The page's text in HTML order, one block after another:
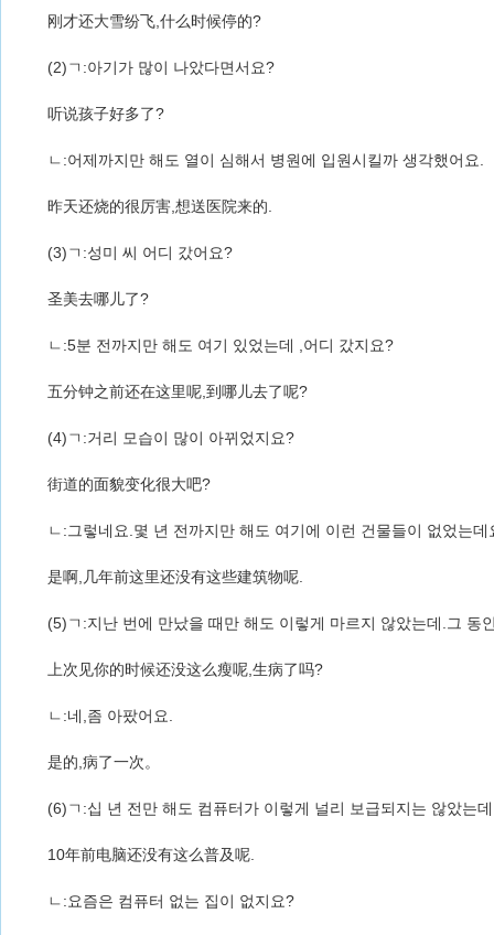
刚才还大雪纷飞,什么时候停的?
(2)ㄱ:아기가 많이 나았다면서요?
听说孩子好多了?
ㄴ:어제까지만 해도 열이 심해서 병원에 입원시킬까 생각했어요.
昨天还烧的很厉害,想送医院来的.
(3)ㄱ:성미 씨 어디 갔어요?
圣美去哪儿了?
ㄴ:5분 전까지만 해도 여기 있었는데 ,어디 갔지요?
五分钟之前还在这里呢,到哪儿去了呢?
(4)ㄱ:거리 모습이 많이 아뀌었지요?
街道的面貌变化很大吧?
ㄴ:그렇네요.몇 년 전까지만 해도 여기에 이런 건물들이 없었는데
是啊,几年前这里还没有这些建筑物呢.
(5)ㄱ:지난 번에 만났을 때만 해도 이렇게 마르지 않았는데.그 동
上次见你的时候还没这么瘦呢,生病了吗?
ㄴ:네,좀 아팠어요.
是的,病了一次。
(6)ㄱ:십 년 전만 해도 컴퓨터가 이렇게 널리 보급되지는 않았는
10年前电脑还没有这么普及呢.
ㄴ:요즘은 컴퓨터 없는 집이 없지요?